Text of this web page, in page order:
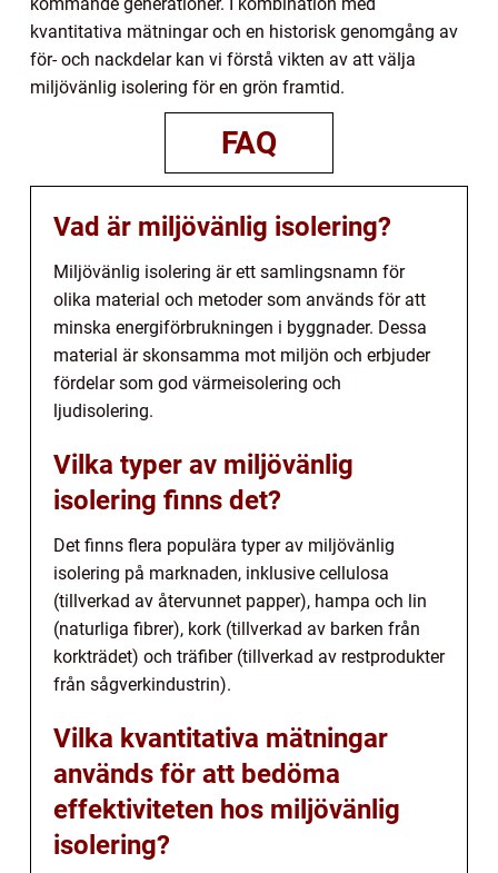
kvantitativa mätningar och en historisk genomgång av
för- och nackdelar kan vi förstå vikten av att välja
miljövänlig isolering för en grön framtid.
FAQ
Vad är miljövänlig isolering?
Miljövänlig isolering är ett samlingsnamn för
olika material och metoder som används för att
minska energiförbrukningen i byggnader. Dessa
material är skonsamma mot miljön och erbjuder
fördelar som god värmeisolering och
ljudisolering.
Vilka typer av miljövänlig
isolering finns det?
Det finns flera populära typer av miljövänlig
isolering på marknaden, inklusive cellulosa
(tillverkad av återvunnet papper), hampa och lin
(naturliga fibrer), kork (tillverkad av barken från
korkträdet) och träfiber (tillverkad av restprodukter
från sågverkindustrin).
Vilka kvantitativa mätningar
används för att bedöma
effektiviteten hos miljövänlig
isolering?